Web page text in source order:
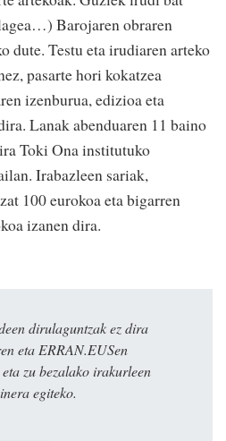
Barojaren obraren
dute. Testu eta irudiaren arteko
pasarte hori kokatzea
izenburua, edizioa eta
Lanak abenduaren 11 baino
Toki Ona institutuko
Irabazleen sariak,
100 eurokoa eta bigarren
izanen dira.
dirulaguntzak ez dira
eta ERRAN.EUSen
zu bezalako irakurleen
egiteko.